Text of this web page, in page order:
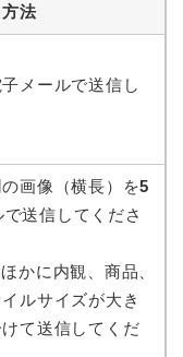
法
メールで送信し
画像（横長）を5
送信してくださ
ほかに内観、商品、
ルサイズが大き
て送信してくだ